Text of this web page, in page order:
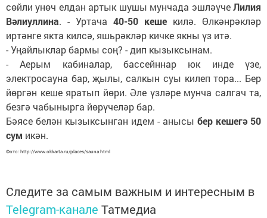
сөйли унөч елдан артык шушы мунчада эшләүчеЛилия
Вәлиуллина. - Уртача 40-50 кеше килә. Өлкәнрәкләр
иртәнге якта килсә, яшьрәкләр кичке якны үз итә.
- Уңайлыклар бармы соң? - дип кызыксынам.
- Аерым кабиналар, бассейннар юк инде үзе,
электросауна бар, җылы, салкын суы килеп тора... Бер
йөргән кеше яратып йөри. Әле үзләре мунча салгач та,
безгә чабынырга йөрүчеләр бар.
Бәясе белән кызыксынган идем - анысы бер кешегә 50
сум икән.
Фото: http://www.okkarta.ru/places/sauna.html
Следите за самым важным и интересным в
Telegram-канале Татмедиа